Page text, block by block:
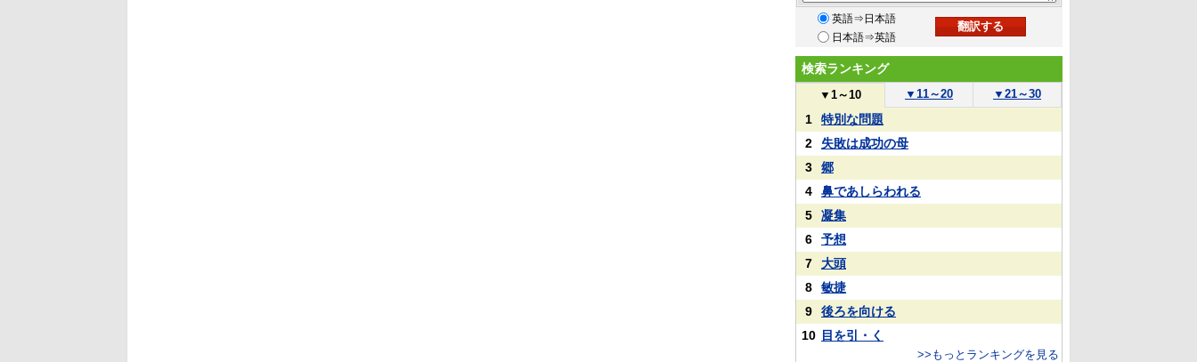
英語⇒日本語
日本語⇒英語
検索ランキング
▼ 1～10 ▼ 11～20 ▼ 21～30
1
特別な問題
2
失敗は成功の母
3
郷
4
鼻であしらわれる
5
凝集
6
予想
7
大頭
8
敏捷
9
後ろを向ける
10 目を引・く
>>もっとランキングを見る